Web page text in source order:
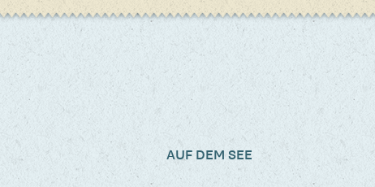
AUF DEM SEE